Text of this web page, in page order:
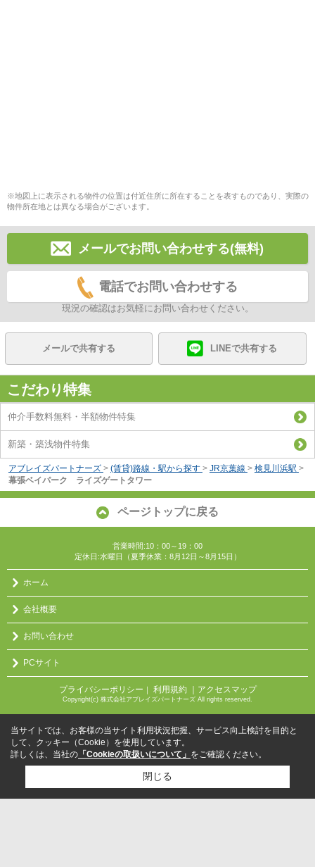
※地図上に表示される物件の位置は付近住所に所在することを表すものであり、実際の
物件所在地とは異なる場合がございます。
メールでお問い合わせする(無料)
電話でお問い合わせする
現況の確認はお気軽にお問い合わせください。
メールで共有する LINEで共有する
こだわり特集
仲介手数料無料・半額物件特集
新築・築浅物件特集
アブレイズパートナーズ > (賃貸)路線・駅から探す > JR京葉線 > 検見川浜駅 >
幕張ベイパーク ライズゲートタワー
ページトップに戻る
営業時間:10：00～19：00
定休日:水曜日（夏季休業：8月12日～8月15日）
ホーム
会社概要
お問い合わせ
PCサイト
プライバシーポリシー 利用規約 ｜アクセスマップ
Copyright(c) 株式会社アブレイズパートナーズ All rights reserved.
当サイトでは、お客様の当サイト利用状況把握、サービス向上検討を目的と
して、クッキー（Cookie）を使用しています。
詳しくは、当社の 「Cookieの取扱いについて」 をご確認ください。
閉じる